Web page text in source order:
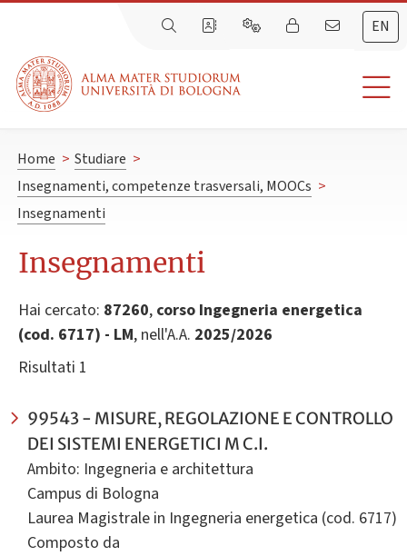
EN
Home > Studiare >
Insegnamenti, competenze trasversali, MOOCs >
Insegnamenti
Insegnamenti
Hai cercato: 87260, corso Ingegneria energetica
(cod. 6717) - LM, nell'A.A. 2025/2026
Risultati 1
99543 - MISURE, REGOLAZIONE E CONTROLLO
DEI SISTEMI ENERGETICI M C.I.
Ambito: Ingegneria e architettura
Campus di Bologna
Laurea Magistrale in Ingegneria energetica (cod. 6717)
Composto da